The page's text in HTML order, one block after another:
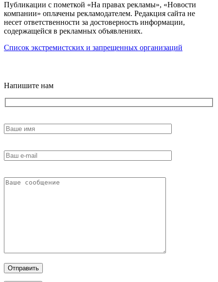
Публикации с пометкой «На правах рекламы», «Новости
компании» оплачены рекламодателем. Редакция сайта не
несет ответственности за достоверность информации,
содержащейся в рекламных объявлениях.
Список экстремистских и запрещенных организаций
Напишите нам